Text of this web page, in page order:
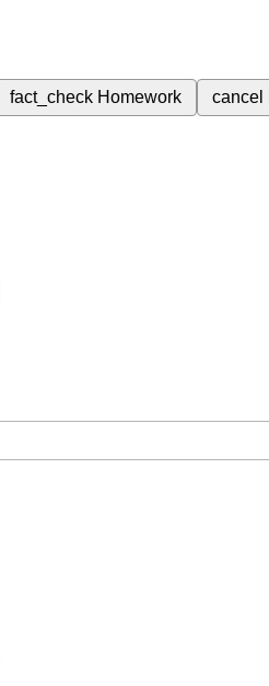
fact_check Homework cancel